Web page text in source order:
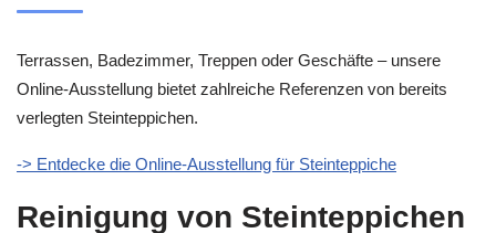
Terrassen, Badezimmer, Treppen oder Geschäfte – unsere
Online-Ausstellung bietet zahlreiche Referenzen von bereits
verlegten Steinteppichen.
-> Entdecke die Online-Ausstellung für Steinteppiche
Reinigung von Steinteppichen